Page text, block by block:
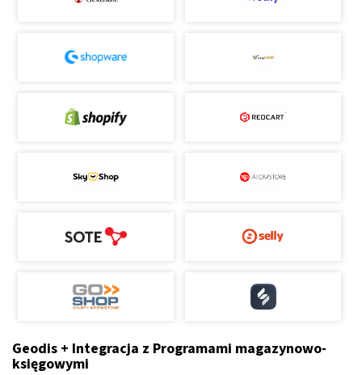
Geodis + Integracja z Programami magazynowo-
księgowymi